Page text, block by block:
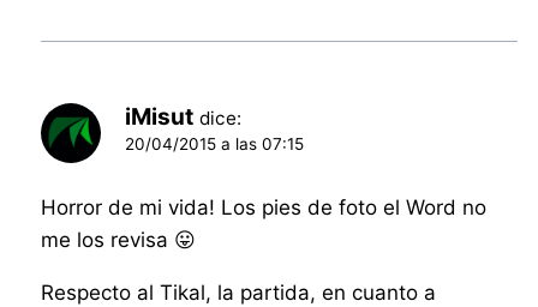
iMisut dice:
20/04/2015 a las 07:15
Horror de mi vida! Los pies de foto el Word no
me los revisa 😛
Respecto al Tikal, la partida, en cuanto a